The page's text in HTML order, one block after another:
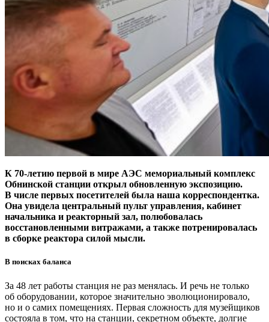
К 70‑летию первой в мире АЭС мемориальный комплекс
Обнинской станции открыл обновленную экспозицию.
В числе первых посетителей была наша корреспондентка.
Она увидела центральный пульт управления, кабинет
начальника и реакторный зал, полюбовалась
восстановленными витражами, а также потренировалась
в сборке реактора силой мысли.
В поисках баланса
За 48 лет работы станция не раз менялась. И речь не только
об оборудовании, которое значительно эволюционировало,
но и о самих помещениях. Первая сложность для музейщиков
состояла в том, что на станции, секретном объекте, долгие